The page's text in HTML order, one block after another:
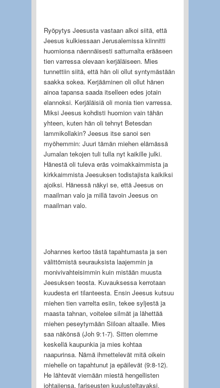
Ryöpytys Jeesusta vastaan alkoi siitä, että
Jeesus kulkiessaan Jerusalemissa kiinnitti
huomionsa näennäisesti sattumalta erääseen
tien varressa olevaan kerjäläiseen. Mies
tunnettiin siitä, että hän oli ollut syntymästään
saakka sokea. Kerjääminen oli ollut hänen
ainoa tapansa saada itselleen edes jotain
elannoksi. Kerjäläisiä oli monia tien varressa.
Miksi Jeesus kohdisti huomion vain tähän
yhteen, kuten hän oli tehnyt Betesdan
lammikollakin? Jeesus itse sanoi sen
myöhemmin: Juuri tämän miehen elämässä
Jumalan tekojen tuli tulla nyt kaikille julki.
Hänestä oli tuleva eräs voimakkaimmista ja
kirkkaimmista Jeesuksen todistajista kaikiksi
ajoiksi. Hänessä näkyi se, että Jeesus on
maailman valo ja millä tavoin Jeesus on
maailman valo.
Johannes kertoo tästä tapahtumasta ja sen
välittömistä seurauksista laajemmin ja
monivivahteisimmin kuin mistään muusta
Jeesuksen teosta. Kuvauksessa kerrotaan
kuudesta eri tilanteesta. Ensin Jeesus kutsuu
miehen tien varrelta esiin, tekee syljestä ja
maasta tahnan, voitelee silmät ja lähettää
miehen peseytymään Siiloan altaalle. Mies
saa näkönsä (Joh 9:1-7). Sitten olemme
keskellä kaupunkia ja mies kohtaa
naapurinsa. Nämä ihmettelevät mitä oikein
miehelle on tapahtunut ja epäilevät (9:8-12).
He lähtevät viemään miestä hengellisten
johtajiensa, fariseusten kuulusteltavaksi.